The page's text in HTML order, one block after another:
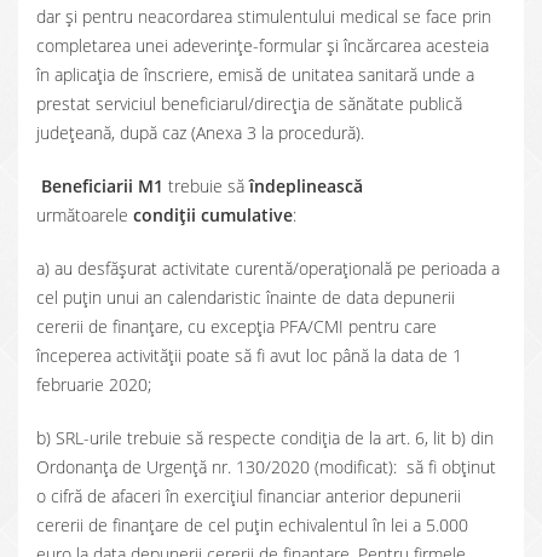
dar și pentru neacordarea stimulentului medical se face prin
completarea unei adeverințe-formular și încărcarea acesteia
în aplicația de înscriere, emisă de unitatea sanitară unde a
prestat serviciul beneficiarul/direcția de sănătate publică
județeană, după caz (Anexa 3 la procedură).
Beneficiarii M1 trebuie săîndeplinească
următoarele condiții cumulative:
a) au desfășurat activitate curentă/operațională pe perioada a
cel puțin unui an calendaristic înainte de data depunerii
cererii de finanțare, cu excepția PFA/CMI pentru care
începerea activității poate să fi avut loc până la data de 1
februarie 2020;
b) SRL-urile trebuie să respecte condiția de la art. 6, lit b) din
Ordonanța de Urgență nr. 130/2020 (modificat): să fi obținut
o cifră de afaceri în exercițiul financiar anterior depunerii
cererii de finanțare de cel puțin echivalentul în lei a 5.000